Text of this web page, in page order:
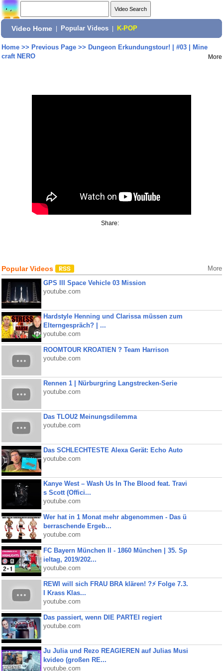
Video Home Popular Videos K-POP
Home>> Previous Page>> Dungeon Erkundungstour! | #03 | Mine
craft NERO
More
Share:
Popular Videos More
GPS III Space Vehicle 03 Mission
youtube.com
Hardstyle Henning und Clarissa müssen zum
Elterngespräch? | ...
youtube.com
ROOMTOUR KROATIEN ? Team Harrison
youtube.com
Rennen 1 | Nürburgring Langstrecken-Serie
youtube.com
Das TLOU2 Meinungsdilemma
youtube.com
Das SCHLECHTESTE Alexa Gerät: Echo Auto
youtube.com
Kanye West – Wash Us In The Blood feat. Travi
s Scott (Offici...
youtube.com
Wer hat in 1 Monat mehr abgenommen - Das ü
berraschende Ergeb...
youtube.com
FC Bayern München II - 1860 München | 35. Sp
ieltag, 2019/202...
youtube.com
REWI will sich FRAU BRA klären! ?⚡️ Folge 7.3.
I Krass Klas...
youtube.com
Das passiert, wenn DIE PARTEI regiert
youtube.com
Ju Julia und Rezo REAGIEREN auf Julias Musi
kvideo (großen RE...
youtube.com